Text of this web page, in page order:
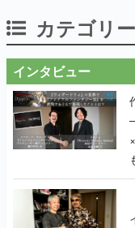
カテゴリ
インタビュー